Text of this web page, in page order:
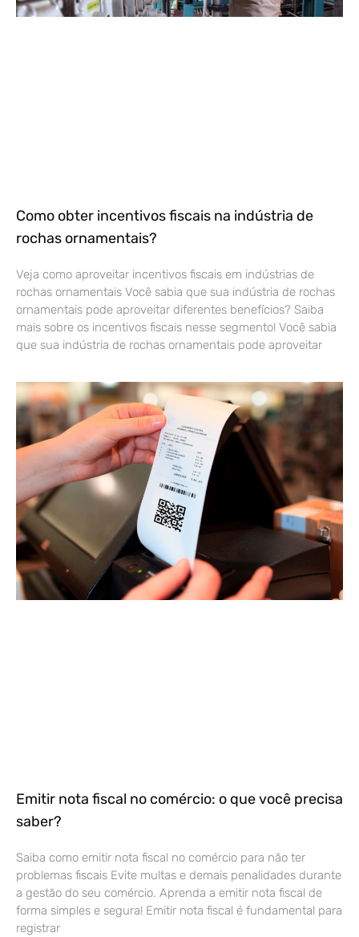
Como obter incentivos fiscais na indústria de
rochas ornamentais?
Veja como aproveitar incentivos fiscais em indústrias de
rochas ornamentais Você sabia que sua indústria de rochas
ornamentais pode aproveitar diferentes benefícios? Saiba
mais sobre os incentivos fiscais nesse segmento! Você sabia
que sua indústria de rochas ornamentais pode aproveitar
Emitir nota fiscal no comércio: o que você precisa
saber?
Saiba como emitir nota fiscal no comércio para não ter
problemas fiscais Evite multas e demais penalidades durante
a gestão do seu comércio. Aprenda a emitir nota fiscal de
forma simples e segura! Emitir nota fiscal é fundamental para
registrar